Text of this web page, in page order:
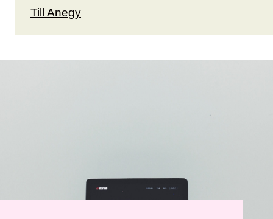
Till Anegy